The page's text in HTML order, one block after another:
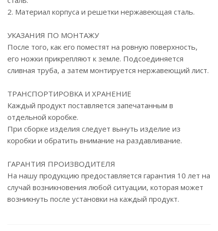
2. Материал корпуса и решетки нержавеющая сталь.
УКАЗАНИЯ ПО МОНТАЖУ
После того, как его поместят на ровную поверхность,
его ножки прикрепляют к земле. Подсоединяется
сливная труба, а затем монтируется нержавеющий лист.
ТРАНСПОРТИРОВКА И ХРАНЕНИЕ
Каждый продукт поставляется запечатанным в
отдельной коробке.
При сборке изделия следует вынуть изделие из
коробки и обратить внимание на раздавливание.
ГАРАНТИЯ ПРОИЗВОДИТЕЛЯ
На нашу продукцию предоставляется гарантия 10 лет на
случай возникновения любой ситуации, которая может
возникнуть после установки на каждый продукт.